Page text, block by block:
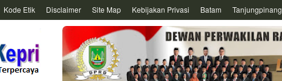
Kode Etik Disclaimer Site Map Kebijakan Privasi Batam Tanjungpinang